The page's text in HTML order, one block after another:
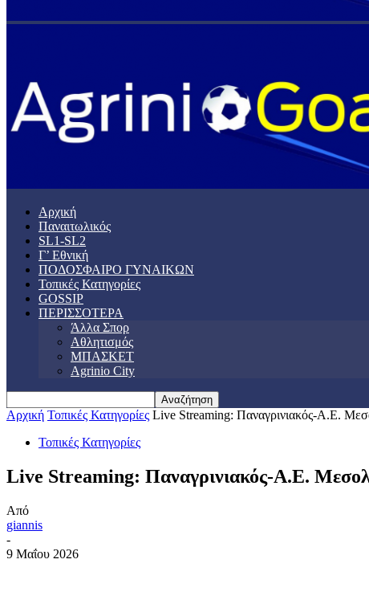
Αρχική
Παναιτωλικός
SL1-SL2
Γ’ Εθνική
ΠΟΔΟΣΦΑΙΡΟ ΓΥΝΑΙΚΩΝ
Τοπικές Κατηγορίες
GOSSIP
ΠΕΡΙΣΣΟΤΕΡΑ
Άλλα Σπορ
Αθλητισμός
ΜΠΑΣΚΕΤ
Agrinio City
Αρχική Τοπικές Κατηγορίες Live Streaming: Παναγρινιακός-Α.Ε.
Τοπικές Κατηγορίες
Live Streaming: Παναγρινιακός-Α.Ε.
Από
giannis
-
9 Μαΐου 2026